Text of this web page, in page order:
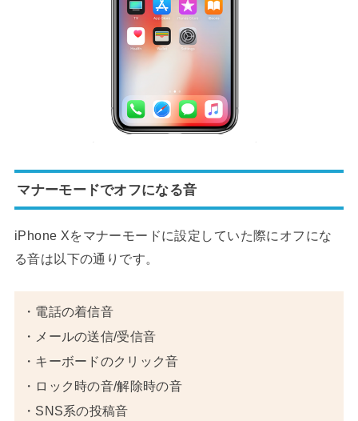
マナーモードでオフになる音
iPhone Xをマナーモードに設定していた際にオフにな
る音は以下の通りです。
・電話の着信音
・メールの送信/受信音
・キーボードのクリック音
・ロック時の音/解除時の音
・SNS系の投稿音